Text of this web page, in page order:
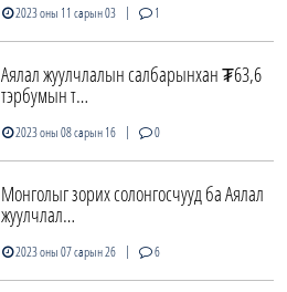
2023 оны 11 сарын 03 | 1
Аялал жуулчлалын салбарынхан ₮63,6
тэрбумын т…
2023 оны 08 сарын 16 | 0
Монголыг зорих солонгосчууд ба Аялал
жуулчлал…
2023 оны 07 сарын 26 | 6